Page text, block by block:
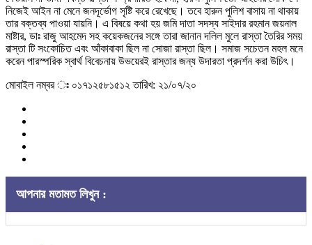
নিজেই আইন না মেনে জনদূর্ভোগ সৃষ্টি করে রেখেছে। তবে হারুন পুলিশ বাসায় না থাকায়
তার বক্তব্য পাওয়া যায়নি। এ বিষয়ে কথা হয় জমি দাতা সদস্য সাইদার রহমান জয়নাল
মাষ্টার, ডাঃ রাজু আহমেদ সহ কয়েকজনের সঙ্গে তারা জানান দলিল মুলে রাস্তা তৈরির সময়
রাস্তা টি সংকোচিত এবং আঁকাবাকা ছিল না সোজা রাস্তা ছিল। সমাজ সচেতন মহল মনে
করেন পারস্পরিক স্বার্থ বিবেচনায় উভয়েরই রাস্তার জন্য উদারতা প্রদর্শন করা উচিৎ।
মোবাইল নম্বর ঃ ০১৭১২৫৮১৫১২ তারিখ: ২১/০৭/২০
আপনার মতামত লিখুন :